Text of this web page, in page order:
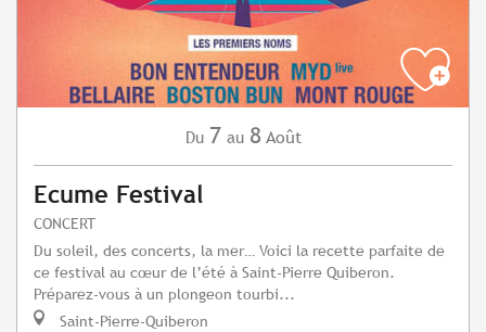
Du 7 au 8 Août
Ecume Festival
CONCERT
Du soleil, des concerts, la mer… Voici la recette parfaite de
ce festival au cœur de l’été à Saint-Pierre Quiberon.
Préparez-vous à un plongeon tourbi...
Saint-Pierre-Quiberon